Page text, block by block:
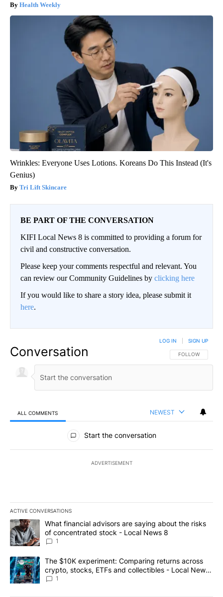
Health Weekly
Wrinkles: Everyone Uses Lotions. Koreans Do This Instead (It's
Genius)
Tri Lift Skincare
BE PART OF THE CONVERSATION
KIFI Local News 8 is committed to providing a forum for
civil and constructive conversation.
Please keep your comments respectful and relevant. You
can review our Community Guidelines by clicking here
If you would like to share a story idea, please submit it
here.
Conversation FOLLOW THIS
FOLLOW
LOG IN SIGN UP
ALL COMMENTS NEWEST
All Comments
Start the conversation
ADVERTISEMENT
ACTIVE CONVERSATIONS
The following is a list of the most commented articles in the last
A trending article titled "What financial advisors are saying
What financial advisors are saying about the risks
of concentrated stock - Local News 8
1
A trending article titled "The $10K experiment: Comparing
The $10K experiment: Comparing returns across
crypto, stocks, ETFs and collectibles - Local News
8
1